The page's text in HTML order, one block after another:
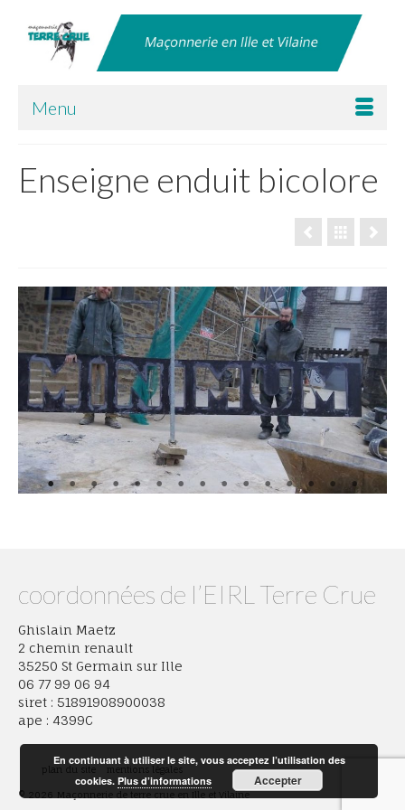
Menu
Enseigne enduit bicolore
coordonnées de l’EIRL Terre Crue
Ghislain Maetz
2 chemin renault
35250 St Germain sur Ille
06 77 99 06 94
siret : 51891908900038
ape : 4399C
plan du site mentions légales
© 2026 Maçonnerie de terre crue en Ille et Vilaine
En continuant à utiliser le site, vous acceptez l’utilisation des
cookies.Plus d’informations Accepter